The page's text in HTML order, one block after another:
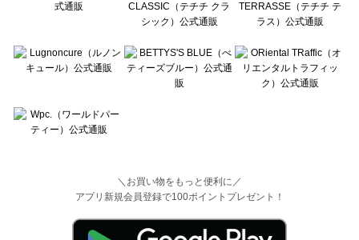
＼お買い物をもっと便利に／
アプリ新規会員登録で100ポイントプレゼント！